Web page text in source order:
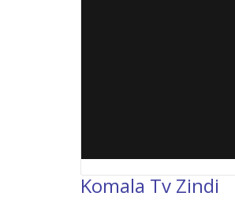
Komala Tv Zindi